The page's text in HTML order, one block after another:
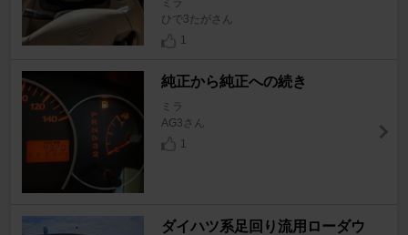
ミラ
ひで3たがさん
1
純正から純正への続き
ミラ
AG3さん
1
ダイハツ系足回り流用ローダウ